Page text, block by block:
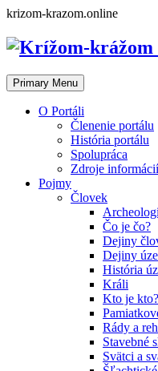
Skip
content
krizom-krazom.online
Primary Menu
O Portáli
Členenie portálu
História portálu
Spolupráca
Zdroje informácií
Pojmy
Človek
Čo je čo?
Dejiny
Dejiny
História
Králi
Kto je kto?
Rády a
Stavebné
Svätci a